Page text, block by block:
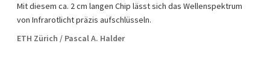
Mit diesem ca. 2 cm langen Chip lässt sich das Wellenspektrum
von Infrarotlicht präzis aufschlüsseln.
ETH Zürich / Pascal A. Halder